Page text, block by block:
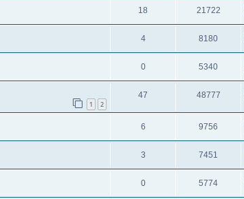
18 21722
4 8180
0 5340
1 2
47 48777
6 9756
3 7451
0 5774